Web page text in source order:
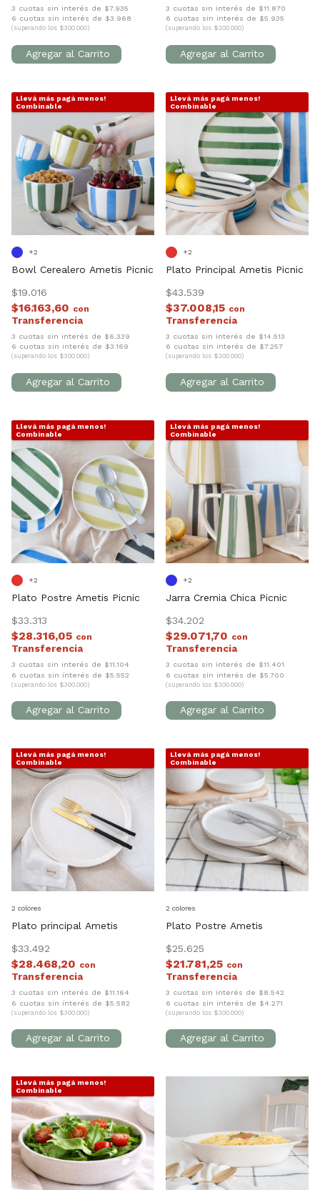
3 cuotas sin interés de $7.935
6 cuotas sin interés de $3.968
(superando los $300.000)
3 cuotas sin interés de $11.870
6 cuotas sin interés de $5.935
(superando los $300.000)
Llevá más pagá menos!
Combinable
Bowl Cerealero Ametis Picnic
$19.016
$16.163,60 con
3 cuotas sin interés de $6.339
6 cuotas sin interés de $3.169
(superando los $300.000)
+2
Llevá más pagá menos!
Combinable
Plato Principal Ametis Picnic
$43.539
$37.008,15 con
3 cuotas sin interés de $14.513
6 cuotas sin interés de $7.257
(superando los $300.000)
+2
Llevá más pagá menos!
Combinable
Plato Postre Ametis Picnic
$33.313
$28.316,05 con
3 cuotas sin interés de $11.104
6 cuotas sin interés de $5.552
(superando los $300.000)
+2
Llevá más pagá menos!
Combinable
Jarra Cremia Chica Picnic
$34.202
$29.071,70 con
3 cuotas sin interés de $11.401
6 cuotas sin interés de $5.700
(superando los $300.000)
+2
Llevá más pagá menos!
Combinable
Plato principal Ametis
$33.492
$28.468,20 con
3 cuotas sin interés de $11.164
6 cuotas sin interés de $5.582
(superando los $300.000)
2 colores
Llevá más pagá menos!
Combinable
Plato Postre Ametis
$25.625
$21.781,25 con
3 cuotas sin interés de $8.542
6 cuotas sin interés de $4.271
(superando los $300.000)
2 colores
Llevá más pagá menos!
Combinable
1 /3